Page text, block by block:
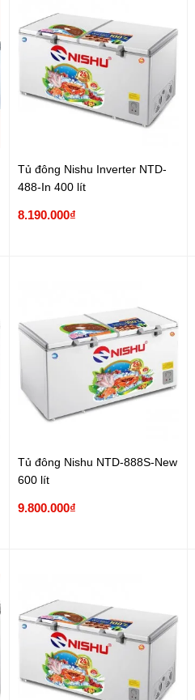
Tủ đông Nishu Inverter NTD-
488-In 400 lít
8.190.000₫
Tủ đông Nishu NTD-888S-New
600 lít
9.800.000₫